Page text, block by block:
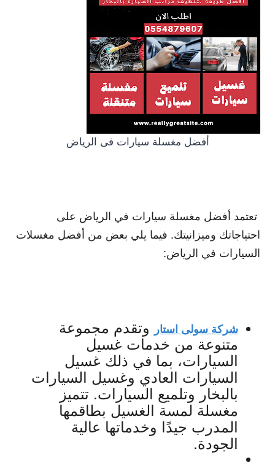
أفضل مغسلة سيارات فى الرياض
تعتمد أفضل مغسلة سيارات في الرياض على
احتياجاتك وميزانيتك. فيما يلي بعض من أفضل مغسلات
السيارات في الرياض:
شركة سولى استار وتقدم مجموعة
متنوعة من خدمات غسيل
السيارات، بما في ذلك غسيل
السيارات العادي وغسيل السيارات
بالبخار وتلميع السيارات. تتميز
مغسلة لمسة الغسيل بطاقمها
المدرب جيدًا وخدماتها عالية
الجودة.